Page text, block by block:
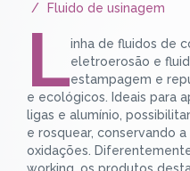
Fluido de usinagem
Linha de fluidos de
eletroerosão e
estampagem e
e ecológicos. Ideais para
ligas e alumínio,
e rosquear, conservando
oxidações.